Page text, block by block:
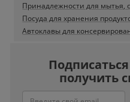
Принадлежности для мытья,
Посуда для хранения
Автоклавы для
получить